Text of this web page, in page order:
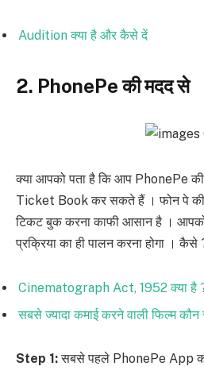
Audition क्या है और कैसे दें
2. PhonePe की मदद से
क्या आपको पता है कि आप PhonePe
Ticket Book कर सकते हैं । फोन पे की
टिकट बुक करना काफी आसान है ।
प्रक्रिया का ही पालन करना होगा ।
Cinematograph Act, 1952 क्या है
सबसे ज्यादा कमाई करने वाली फिल्म कौन
Step 1:सबसे पहले PhonePe App